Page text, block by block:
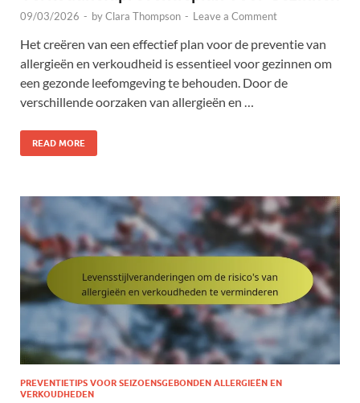
09/03/2026 - byClara Thompson - Leave a Comment
Het creëren van een effectief plan voor de preventie van
allergieën en verkoudheid is essentieel voor gezinnen om
een gezonde leefomgeving te behouden. Door de
verschillende oorzaken van allergieën en …
READ MORE
PREVENTIETIPS VOOR SEIZOENSGEBONDEN ALLERGIEËN EN
VERKOUDHEDEN